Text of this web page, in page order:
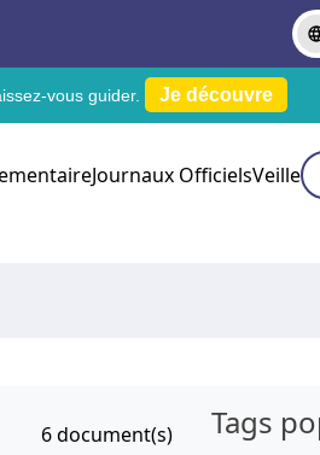
vous guider. Je découvre
Journaux OfficielsVeille
6document(s) Tags